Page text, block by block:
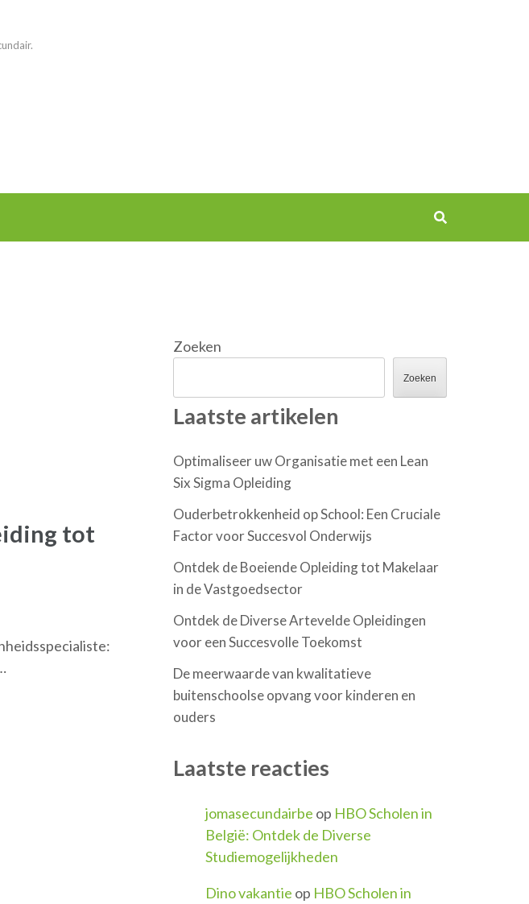
tot
Zoeken
Zoeken
Laatste artikelen
Optimaliseer uw Organisatie met een Lean
Six Sigma Opleiding
Ouderbetrokkenheid op School: Een Cruciale
Factor voor Succesvol Onderwijs
Ontdek de Boeiende Opleiding tot Makelaar
in de Vastgoedsector
Ontdek de Diverse Artevelde Opleidingen
voor een Succesvolle Toekomst
De meerwaarde van kwalitatieve
buitenschoolse opvang voor kinderen en
ouders
Laatste reacties
jomasecundairbe op HBO Scholen in
België: Ontdek de Diverse
Studiemogelijkheden
Dino vakantie op HBO Scholen in